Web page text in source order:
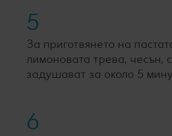
5
За приготвянето на
лимоновата трева, чесън,
задушават за около 5
6